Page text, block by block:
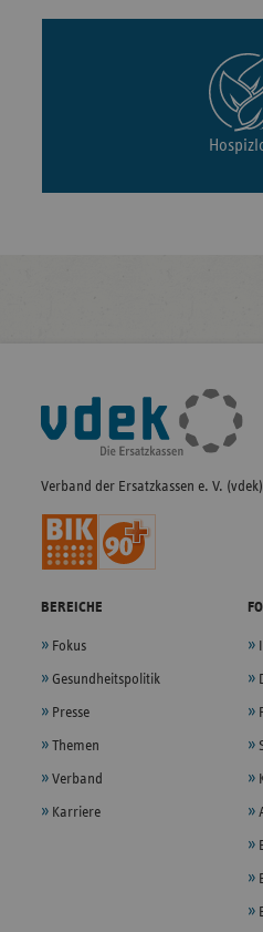
Fußleisten-
Navigation
Verband der Ersatzkassen e. V. (vdek)
BEREICHE
Fokus
Gesundheitspolitik
Presse
Themen
Verband
Karriere